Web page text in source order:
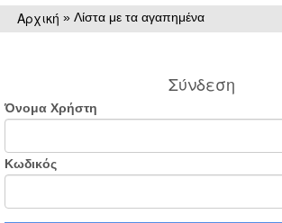
Αρχική » Λίστα με τα αγαπημένα
Σύνδεση
Όνομα Χρήστη
Κωδικός